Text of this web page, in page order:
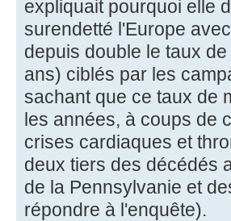
expliquait pourquoi elle
surendetté l'Europe
depuis double le taux
ans) ciblés par les
sachant que ce taux de
les années, à coups de
crises cardiaques et
deux tiers des décédés
de la Pennsylvanie et
répondre à l'enquête).